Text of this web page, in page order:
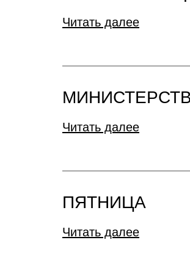
Читать далее
Читать далее
ПЯТНИЦА
Читать далее